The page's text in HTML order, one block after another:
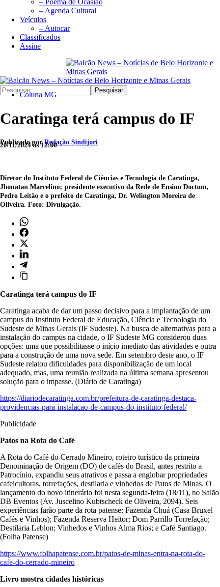
– Poema de Ocasião
– Agenda Cultural
Veículos
– Autocar
Classificados
Assine
Pesquisar
Coluna MG
Caratinga terá campus do IF
Publicado porRedação Sindijori
20/11/2024 às 12:00
Diretor do Instituto Federal de Ciências e Tecnologia de Caratinga,
Jhonatan Marcelino; presidente executivo da Rede de Ensino Doctum,
Pedro Leitão e o prefeito de Caratinga, Dr. Welington Moreira de
Oliveira. Foto: Divulgação.
Caratinga terá campus do IF
Caratinga acaba de dar um passo decisivo para a implantação de um
campus do Instituto Federal de Educação, Ciência e Tecnologia do
Sudeste de Minas Gerais (IF Sudeste). Na busca de alternativas para a
instalação do campus na cidade, o IF Sudeste MG considerou duas
opções: uma que possibilitasse o início imediato das atividades e outra
para a construção de uma nova sede. Em setembro deste ano, o IF
Sudeste relatou dificuldades para disponibilização de um local
adequado, mas, uma reunião realizada na última semana apresentou
solução para o impasse. (Diário de Caratinga)
https://diariodecaratinga.com.br/prefeitura-de-caratinga-destaca-
providencias-para-instalacao-de-campus-do-instituto-federal/
Publicidade
Patos na Rota do Café
A Rota do Café do Cerrado Mineiro, roteiro turístico da primeira
Denominação de Origem (DO) de cafés do Brasil, antes restrito a
Patrocínio, expandiu seus atrativos e passa a englobar propriedades
cafeicultoras, torrefações, destilaria e vinhedos de Patos de Minas. O
lançamento do novo itinerário foi nesta segunda-feira (18/11), no Salão
DB Eventos (Av. Juscelino Kubtscheck de Oliveira, 2094). Seis
experiências farão parte da rota patense: Fazenda Chuá (Casa Bruxel
Cafés e Vinhos); ⁠Fazenda Reserva Heitor; Dom Parrillo Torrefação;
⁠Destilaria Leblon; ⁠Vinhedos e Vinhos Alma Rios; e ⁠Café Santiago.
(Folha Patense)
https://www.folhapatense.com.br/patos-de-minas-entra-na-rota-do-
cafe-do-cerrado-mineiro
Livro mostra cidades históricas